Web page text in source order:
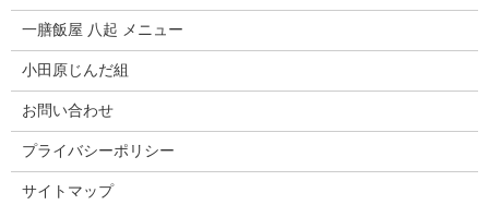
一膳飯屋 八起 メニュー
小田原じんだ組
お問い合わせ
プライバシーポリシー
サイトマップ